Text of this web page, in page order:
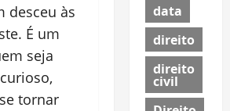
desceu às
É um
seja
tornar
data
direito
direito
civil